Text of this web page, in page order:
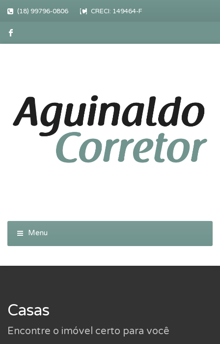
(18) 99796-0806 CRECI: 149464-F
Casas
Encontre o imóvel certo para você